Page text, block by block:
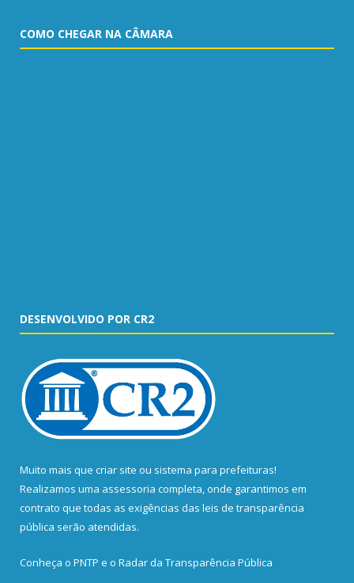
COMO CHEGAR NA CÂMARA
DESENVOLVIDO POR CR2
Muito mais que criar site ou sistema para prefeituras!
Realizamos uma assessoria completa, onde garantimos em
contrato que todas as exigências das leis de transparência
pública serão atendidas.
Conheça o PNTP e o Radar da Transparência Pública